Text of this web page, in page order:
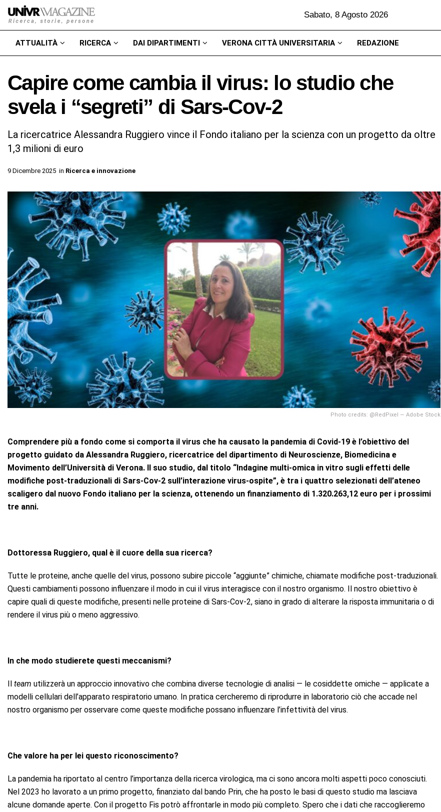
Sabato, 8 Agosto 2026
ATTUALITÀ RICERCA DAI DIPARTIMENTI VERONA CITTÀ UNIVERSITARIA REDAZIONE
Capire come cambia il virus: lo studio che
svela i “segreti” di Sars-Cov-2
La ricercatrice Alessandra Ruggiero vince il Fondo italiano per la scienza con un progetto da oltre
1,3 milioni di euro
9 Dicembre 2025 in Ricerca e innovazione
Photo credits: @RedPixel — Adobe Stock
Comprendere più a fondo come si comporta il virus che ha causato la pandemia di Covid-19 è l’obiettivo del
progetto guidato da Alessandra Ruggiero, ricercatrice del dipartimento di Neuroscienze, Biomedicina e
Movimento dell’Università di Verona. Il suo studio, dal titolo “Indagine multi-omica in vitro sugli effetti delle
modifiche post-traduzionali di Sars-Cov-2 sull’interazione virus-ospite”, è tra i quattro selezionati dell’ateneo
scaligero dal nuovo Fondo italiano per la scienza, ottenendo un finanziamento di 1.320.263,12 euro per i prossimi
tre anni.
Dottoressa Ruggiero, qual è il cuore della sua ricerca?
Tutte le proteine, anche quelle del virus, possono subire piccole “aggiunte” chimiche, chiamate modifiche post-traduzionali.
Questi cambiamenti possono influenzare il modo in cui il virus interagisce con il nostro organismo. Il nostro obiettivo è
capire quali di queste modifiche, presenti nelle proteine di Sars-Cov-2, siano in grado di alterare la risposta immunitaria o di
rendere il virus più o meno aggressivo.
In che modo studierete questi meccanismi?
Il team utilizzerà un approccio innovativo che combina diverse tecnologie di analisi — le cosiddette omiche — applicate a
modelli cellulari dell’apparato respiratorio umano. In pratica cercheremo di riprodurre in laboratorio ciò che accade nel
nostro organismo per osservare come queste modifiche possano influenzare l’infettività del virus.
Che valore ha per lei questo riconoscimento?
La pandemia ha riportato al centro l’importanza della ricerca virologica, ma ci sono ancora molti aspetti poco conosciuti.
Nel 2023 ho lavorato a un primo progetto, finanziato dal bando Prin, che ha posto le basi di questo studio ma lasciava
alcune domande aperte. Con il progetto Fis potrò affrontarle in modo più completo. Spero che i dati che raccoglieremo